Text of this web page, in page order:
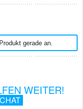
gerade an.
WEITER!